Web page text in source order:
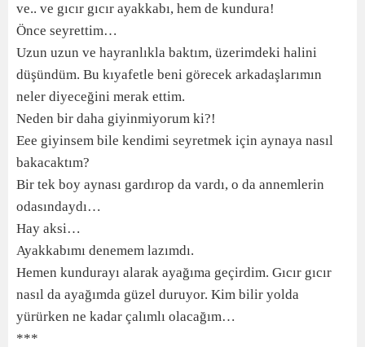
ve.. ve gıcır gıcır ayakkabı, hem de kundura!
Önce seyrettim…
Uzun uzun ve hayranlıkla baktım, üzerimdeki halini
düşündüm. Bu kıyafetle beni görecek arkadaşlarımın
neler diyeceğini merak ettim.
Neden bir daha giyinmiyorum ki?!
Eee giyinsem bile kendimi seyretmek için aynaya nasıl
bakacaktım?
Bir tek boy aynası gardırop da vardı, o da annemlerin
odasındaydı…
Hay aksi…
Ayakkabımı denemem lazımdı.
Hemen kundurayı alarak ayağıma geçirdim. Gıcır gıcır
nasıl da ayağımda güzel duruyor. Kim bilir yolda
yürürken ne kadar çalımlı olacağım…
***